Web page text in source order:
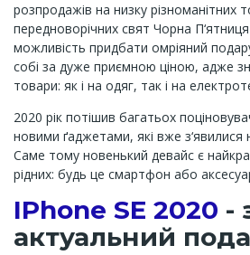
розпродажів на низку різноманітних
передноворічних свят Чорна
можливість придбати омріяний
собі за дуже приємною ціною, адже
товари: як і на одяг, так і на
2020 рік потішив багатьох
новими ґаджетами, які вже з‘явилися
Саме тому новенький девайс є
рідних: будь це смартфон або
IPhone SE 2020 -
актуальний